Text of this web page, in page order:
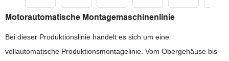
Motorautomatische Montagemaschinenlinie
Bei dieser Produktionslinie handelt es sich um eine
vollautomatische Produktionsmontagelinie. Vom Obergehäuse bis